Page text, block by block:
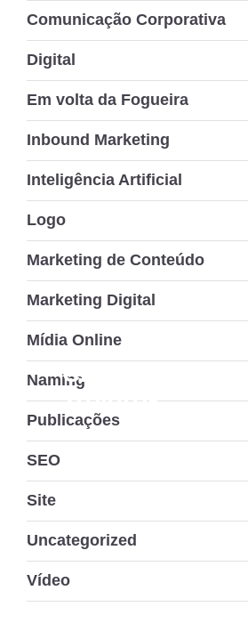
Claude
Troigros
Comunicação Corporativa
Digital
Em volta da Fogueira
Inbound Marketing
Inteligência Artificial
Logo
Marketing de Conteúdo
Marketing Digital
Mídia Online
Naming
Publicações
SEO
Site
Uncategorized
Vídeo